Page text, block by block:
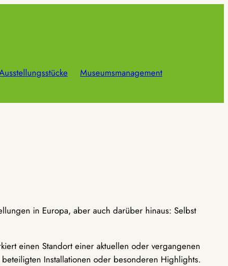
Museumsmanagement
in Europa, aber auch darüber hinaus: Selbst
einen Standort einer aktuellen oder vergangenen
Installationen oder besonderen Highlights.